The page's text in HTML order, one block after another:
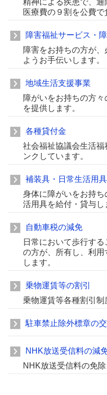
精神による疾患で、
医療費の９割を公費で
障害福祉サービス・
障害をお持ちの方が
ようお手伝いします。
地域生活支援事業
障がいをお持ちの方
を提供します。
各種貸付金
社会福祉協議会生活福
ンクしています。
補装具・日常生活用具
身体に障がいをお持
活用具を給付・貸与し
自動車税の減免
日常において歩行す
の方が、所有し、利
します。
乗物運賃等の割引
乗物運賃等各種割引制
駐車禁止除外標章の
NHK放送受信料の減
NHK放送受信料の免